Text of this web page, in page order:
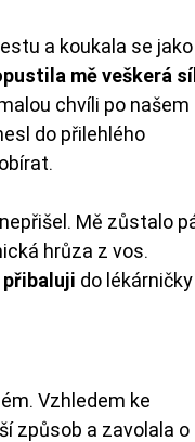
a koukala se jako
mě veškerá
chvíli po našem
do přilehlého
Mě zůstalo
hrůza z vos.
přibaluji do lékárničky
Vzhledem ke
způsob a zavolala o